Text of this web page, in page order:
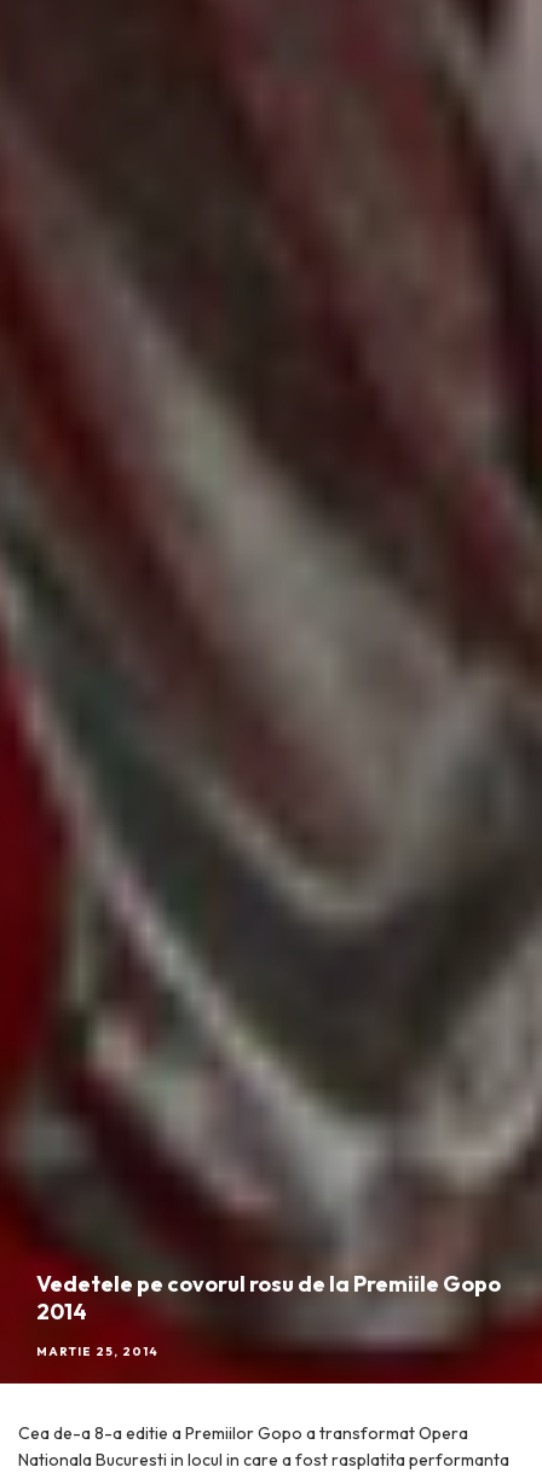
Vedetele pe covorul rosu de la Premiile Gopo
2014
MARTIE 25, 2014
Cea de-a 8-a editie a Premiilor Gopo a transformat Opera
Nationala Bucuresti in locul in care a fost rasplatita performanta